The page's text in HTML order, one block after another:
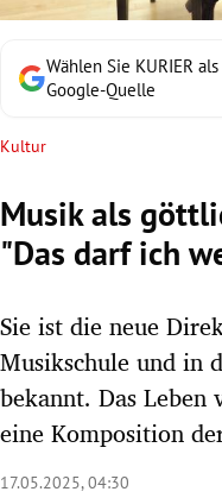
Untermenü
Untermenü
Untermenü
Untermenü
Untermenü
Untermenü
Untermenü
Untermenü
Wählen Sie KURIER
Google-Quelle
Kultur
Musik als
"Das darf ich
Sie ist die neue
Musikschule und in
bekannt. Das Leben
eine Komposition
17.05.2025, 04:30